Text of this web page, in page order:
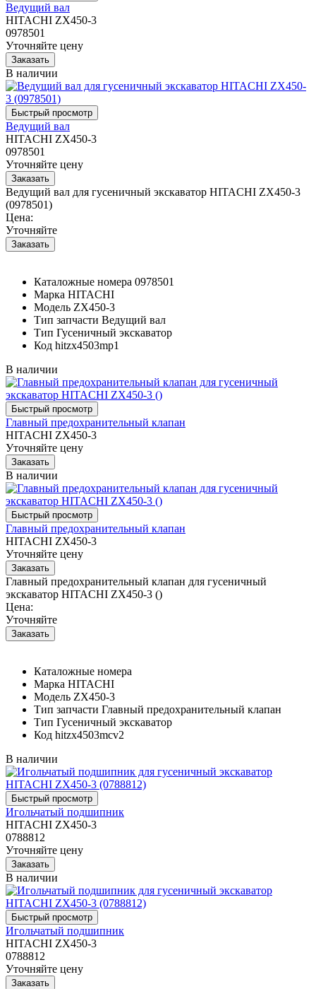
Ведущий вал
HITACHI ZX450-3
0978501
Уточняйте цену
В наличии
Ведущий вал
HITACHI ZX450-3
0978501
Уточняйте цену
Ведущий вал для гусеничный экскаватор HITACHI ZX450-3
(0978501)
Цена:
Уточняйте
Каталожные номера 0978501
Марка HITACHI
Модель ZX450-3
Тип запчасти Ведущий вал
Тип Гусеничный экскаватор
Код hitzx4503mp1
В наличии
Главный предохранительный клапан
HITACHI ZX450-3
Уточняйте цену
В наличии
Главный предохранительный клапан
HITACHI ZX450-3
Уточняйте цену
Главный предохранительный клапан для гусеничный
экскаватор HITACHI ZX450-3 ()
Цена:
Уточняйте
Каталожные номера
Марка HITACHI
Модель ZX450-3
Тип запчасти Главный предохранительный клапан
Тип Гусеничный экскаватор
Код hitzx4503mcv2
В наличии
Игольчатый подшипник
HITACHI ZX450-3
0788812
Уточняйте цену
В наличии
Игольчатый подшипник
HITACHI ZX450-3
0788812
Уточняйте цену